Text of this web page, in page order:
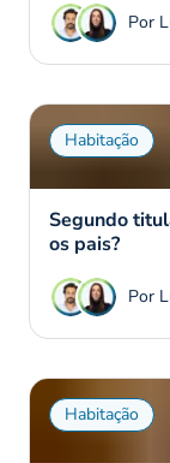
Por
Habitação
Segundo
os pais?
Por
Habitação